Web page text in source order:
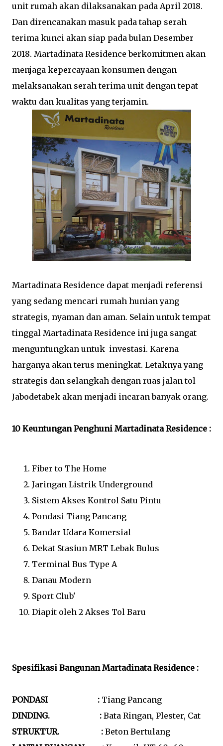
unit rumah akan dilaksanakan pada April 2018.
Dan direncanakan masuk pada tahap serah
terima kunci akan siap pada bulan Desember
2018. Martadinata Residence berkomitmen akan
menjaga kepercayaan konsumen dengan
melaksanakan serah terima unit dengan tepat
waktu dan kualitas yang terjamin.
Martadinata Residence dapat menjadi referensi
yang sedang mencari rumah hunian yang
strategis, nyaman dan aman. Selain untuk tempat
tinggal Martadinata Residence ini juga sangat
menguntungkan untuk investasi. Karena
harganya akan terus meningkat. Letaknya yang
strategis dan selangkah dengan ruas jalan tol
Jabodetabek akan menjadi incaran banyak orang.
10 Keuntungan Penghuni Martadinata Residence :
Fiber to The Home
Jaringan Listrik Underground
Sistem Akses Kontrol Satu Pintu
Pondasi Tiang Pancang
Bandar Udara Komersial
Dekat Stasiun MRT Lebak Bulus
Terminal Bus Type A
Danau Modern
Sport Club'
Diapit oleh 2 Akses Tol Baru
Spesifikasi Bangunan Martadinata Residence :
PONDASI : Tiang Pancang
DINDING. : Bata Ringan, Plester, Cat
STRUKTUR. : Beton Bertulang